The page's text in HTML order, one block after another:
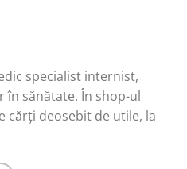
specialist internist,
sănătate. În shop-ul
cărți deosebit de utile, la